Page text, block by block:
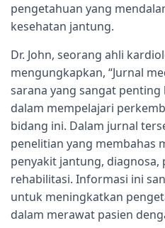
pengetahuan yang
kesehatan jantung.
Dr. John, seorang ahli
mengungkapkan, “Jurnal
sarana yang sangat
dalam mempelajari
bidang ini. Dalam jurnal
penelitian yang membahas
penyakit jantung, diagnosa,
rehabilitasi. Informasi ini
untuk meningkatkan
dalam merawat pasien